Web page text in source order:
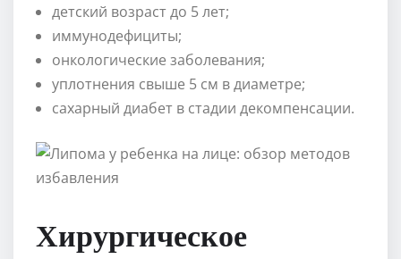
детский возраст до 5 лет;
иммунодефициты;
онкологические заболевания;
уплотнения свыше 5 см в диаметре;
сахарный диабет в стадии декомпенсации.
Хирургическое